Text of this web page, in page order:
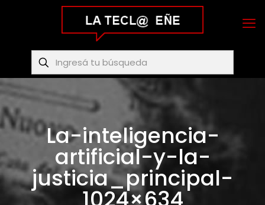
La-inteligencia-
artificial-y-la-
justicia_principal-